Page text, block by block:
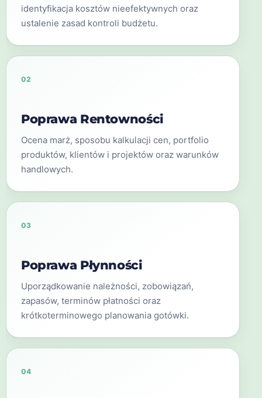
identyfikacja kosztów nieefektywnych oraz
ustalenie zasad kontroli budżetu.
02
Poprawa Rentowności
Ocena marż, sposobu kalkulacji cen, portfolio
produktów, klientów i projektów oraz warunków
handlowych.
03
Poprawa Płynności
Uporządkowanie należności, zobowiązań,
zapasów, terminów płatności oraz
krótkoterminowego planowania gotówki.
04